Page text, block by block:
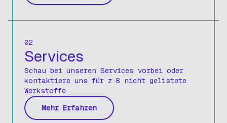
Vierkantstangen Blank
Flachstangen
Flachstangen Blank
Keilstahl
Sechskantstangen Blank
Profile
Winkelprofil
02
Services
Schau bei unseren Services vorbei oder
kontaktiere uns für z.B nicht gelistete
Werkstoffe.
Mehr Erfahren